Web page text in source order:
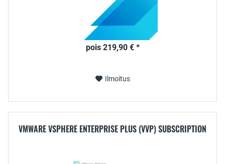
pois 219,90 € *
Ilmoitus
VMWARE VSPHERE ENTERPRISE PLUS (VVP) SUBSCRIPTION